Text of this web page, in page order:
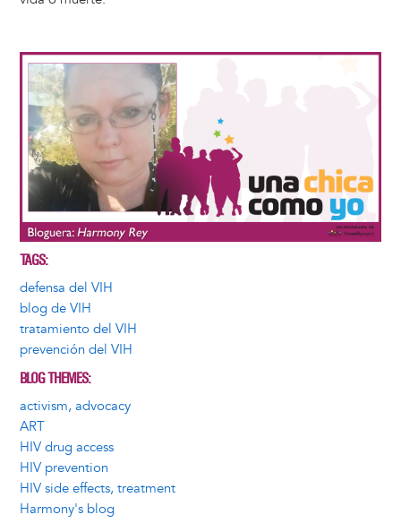
Image
TAGS
defensa del VIH
blog de VIH
tratamiento del VIH
prevención del VIH
BLOG THEMES
activism, advocacy
ART
HIV drug access
HIV prevention
HIV side effects, treatment
Harmony's blog